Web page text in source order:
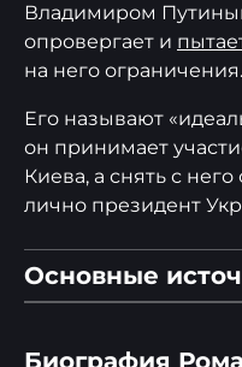
Владимиром
опровергает и
на него ограничения.
Его называют
он принимает
Киева, а снять с
лично президент
Основные